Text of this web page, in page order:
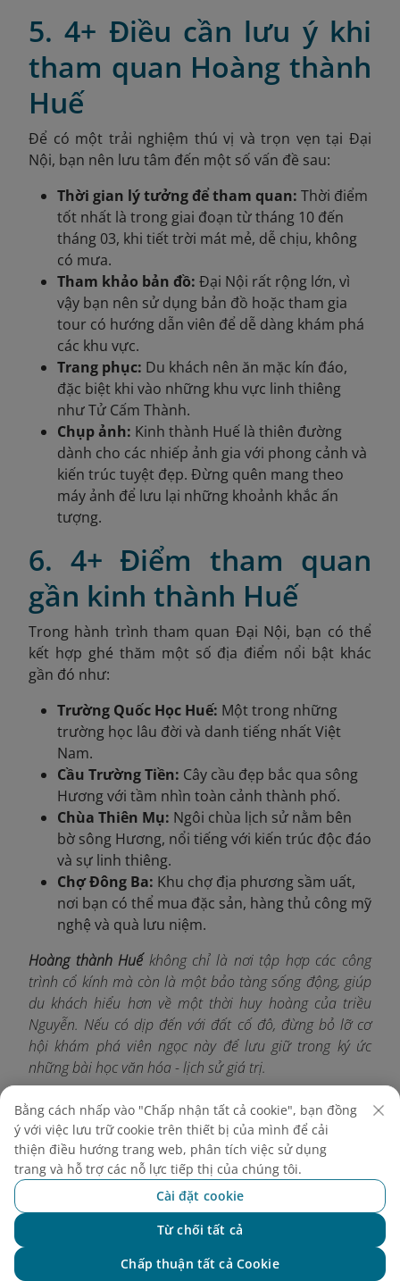
5. 4+ Điều cần lưu ý khi
tham quan Hoàng thành
Huế
Để có một trải nghiệm thú vị và trọn vẹn tại Đại
Nội, bạn nên lưu tâm đến một số vấn đề sau:
Thời gian lý tưởng để tham quan: Thời điểm
tốt nhất là trong giai đoạn từ tháng 10 đến
tháng 03, khi tiết trời mát mẻ, dễ chịu, không
có mưa.
Tham khảo bản đồ: Đại Nội rất rộng lớn, vì
vậy bạn nên sử dụng bản đồ hoặc tham gia
tour có hướng dẫn viên để dễ dàng khám phá
các khu vực.
Trang phục: Du khách nên ăn mặc kín đáo,
đặc biệt khi vào những khu vực linh thiêng
như Tử Cấm Thành.
Chụp ảnh: Kinh thành Huế là thiên đường
dành cho các nhiếp ảnh gia với phong cảnh và
kiến trúc tuyệt đẹp. Đừng quên mang theo
máy ảnh để lưu lại những khoảnh khắc ấn
tượng.
6. 4+ Điểm tham quan
gần kinh thành Huế
Trong hành trình tham quan Đại Nội, bạn có thể
kết hợp ghé thăm một số địa điểm nổi bật khác
gần đó như:
Trường Quốc Học Huế: Một trong những
trường học lâu đời và danh tiếng nhất Việt
Nam.
Cầu Trường Tiền: Cây cầu đẹp bắc qua sông
Hương với tầm nhìn toàn cảnh thành phố.
Chùa Thiên Mụ: Ngôi chùa lịch sử nằm bên
bờ sông Hương, nổi tiếng với kiến trúc độc đáo
và sự linh thiêng.
Chợ Đông Ba: Khu chợ địa phương sầm uất,
nơi bạn có thể mua đặc sản, hàng thủ công mỹ
nghệ và quà lưu niệm.
Hoàng thành Huếkhông chỉ là nơi tập hợp các công
trình cổ kính mà còn là một bảo tàng sống động, giúp
du khách hiểu hơn về một thời huy hoàng của triều
Nguyễn. Nếu có dịp đến với đất cố đô, đừng bỏ lỡ cơ
hội khám phá viên ngọc này để lưu giữ trong ký ức
những bài học văn hóa - lịch sử giá trị.
Truy cập website hoặc ứng dụng Vietnam Airlinesđể
tra cứu, đặt vé nhanh chóng và nhận ưu đãi đặc biệt
ngay hôm nay!
Khám phá thêm
Bằng cách nhấp vào "Chấp nhận tất cả cookie", bạn đồng
ý với việc lưu trữ cookie trên thiết bị của mình để cải
thiện điều hướng trang web, phân tích việc sử dụng
trang và hỗ trợ các nỗ lực tiếp thị của chúng tôi.
Cài đặt cookie
Từ chối tất cả
Chấp thuận tất cả Cookie